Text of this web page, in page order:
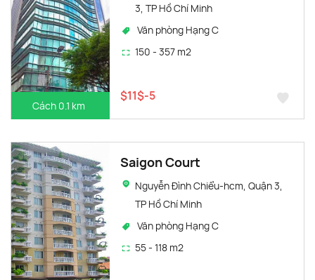
Cách 0.1 km
3, TP Hồ Chí Minh
Văn phòng Hạng C
150 - 357 m2
$11$-5
Saigon Court
Nguyễn Đình Chiểu-hcm, Quận 3,
TP Hồ Chí Minh
Văn phòng Hạng C
55 - 118 m2